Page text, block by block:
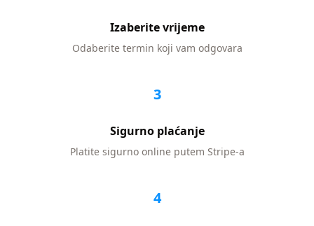
Izaberite vrijeme
Odaberite termin koji vam odgovara
3
Sigurno plaćanje
Platite sigurno online putem Stripe-a
4